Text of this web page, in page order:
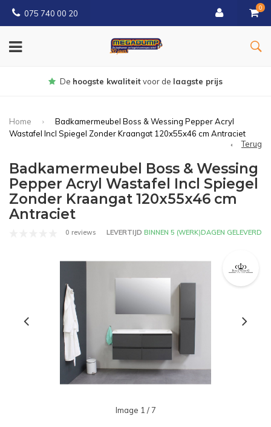
075 740 00 20
0
Gratisbezorgd vanaf € 150
Home
Badkamermeubel Boss & Wessing Pepper Acryl
Wastafel Incl Spiegel Zonder Kraangat 120x55x46 cm Antraciet
Terug
Badkamermeubel Boss & Wessing
Pepper Acryl Wastafel Incl Spiegel
Zonder Kraangat 120x55x46 cm
Antraciet
0 reviews LEVERTIJD BINNEN 5 (WERK)DAGEN GELEVERD
Image 1 / 7